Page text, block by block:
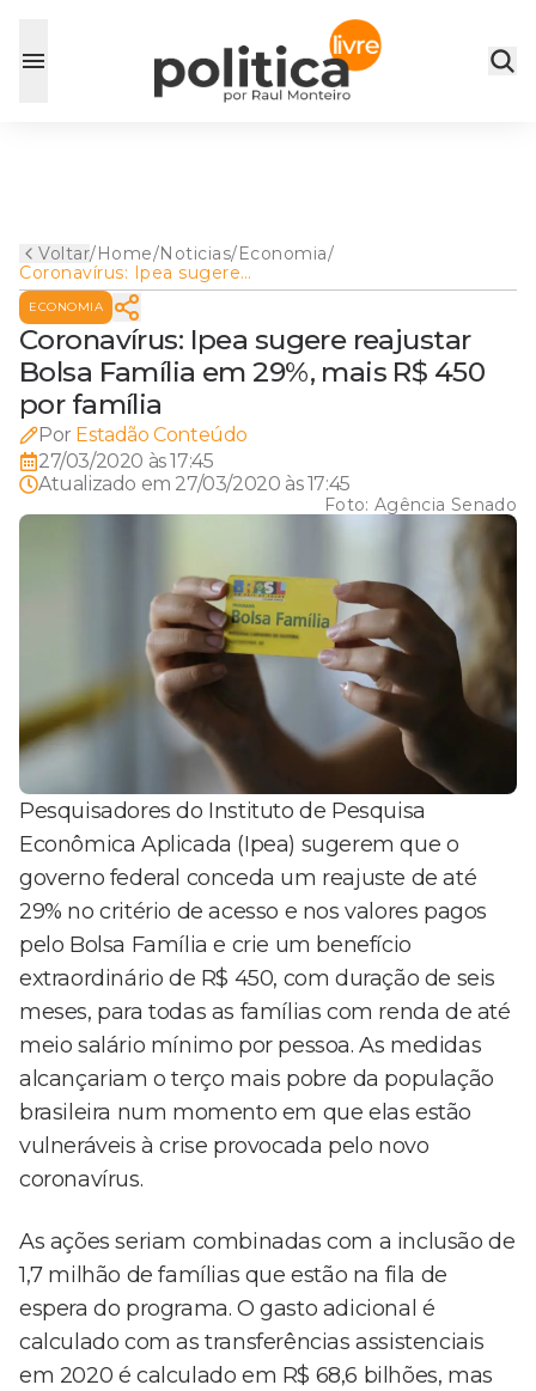
Voltar/Home/Noticias/Economia/
Coronavírus: Ipea sugere
reajustar Bolsa Família em
29%, mais R$ 450 por família
ECONOMIA
Coronavírus: Ipea sugere reajustar
Bolsa Família em 29%, mais R$ 450
por família
Por Estadão Conteúdo
27/03/2020 às 17:45
Atualizado em 27/03/2020 às 17:45
Foto:Agência Senado
Pesquisadores do Instituto de Pesquisa
Econômica Aplicada (Ipea) sugerem que o
governo federal conceda um reajuste de até
29% no critério de acesso e nos valores pagos
pelo Bolsa Família e crie um benefício
extraordinário de R$ 450, com duração de seis
meses, para todas as famílias com renda de até
meio salário mínimo por pessoa. As medidas
alcançariam o terço mais pobre da população
brasileira num momento em que elas estão
vulneráveis à crise provocada pelo novo
coronavírus.
As ações seriam combinadas com a inclusão de
1,7 milhão de famílias que estão na fila de
espera do programa. O gasto adicional é
calculado com as transferências assistenciais
em 2020 é calculado em R$ 68,6 bilhões, mas